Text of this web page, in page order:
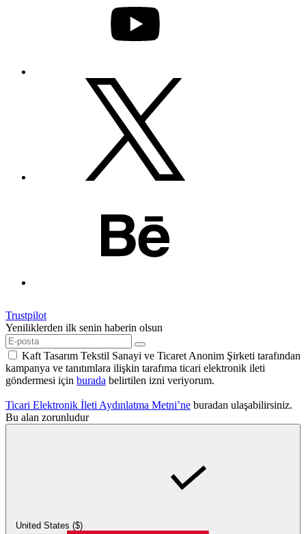
Trustpilot
Yeniliklerden ilk senin haberin olsun
Kaft Tasarım Tekstil Sanayi ve Ticaret Anonim Şirketi tarafından
kampanya ve tanıtımlara ilişkin tarafıma ticari elektronik ileti
göndermesi için burada belirtilen izni veriyorum.
Ticari Elektronik İleti Aydınlatma Metni’ne buradan ulaşabilirsiniz.
Bu alan zorunludur
United States ($)